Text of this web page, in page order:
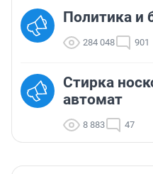
Политика и
284 048 901
Стирка
автомат
8 883 47